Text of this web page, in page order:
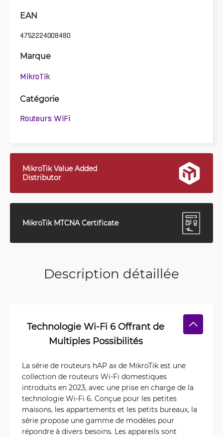
EAN
4752224008480
Marque
MikroTik
Catégorie
Routeurs WiFi
MikroTik Value Added
Distributor
MikroTik MTCNA Certificate
Description détaillée
Technologie Wi-Fi 6 Offrant de
Multiples Possibilités
La série de routeurs hAP ax de MikroTik est une
collection de routeurs Wi-Fi domestiques
introduits en 2023, avec une prise en charge de la
technologie Wi-Fi 6. Conçue pour les petites
maisons, les appartements et les petits bureaux, la
série propose une gamme de modèles pour
répondre à divers besoins. Les appareils sont